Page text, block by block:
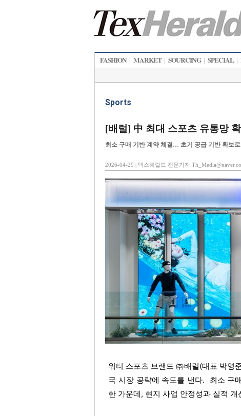
FASHION | MARKET | SOURCING | SPECIAL |
Sports
[배럴] 中 최대 스포츠 유통망
최소 구매 기반 계약 체결… 초기 공급 기반 확보
2026-04-29 | 텍스헤럴드 전문기자
워터 스포츠 브랜드 ㈜배럴(대표 박영
국 시장 공략에 속도를 낸다.  최소 구
한 가운데, 현지 사업 안정성과 실적